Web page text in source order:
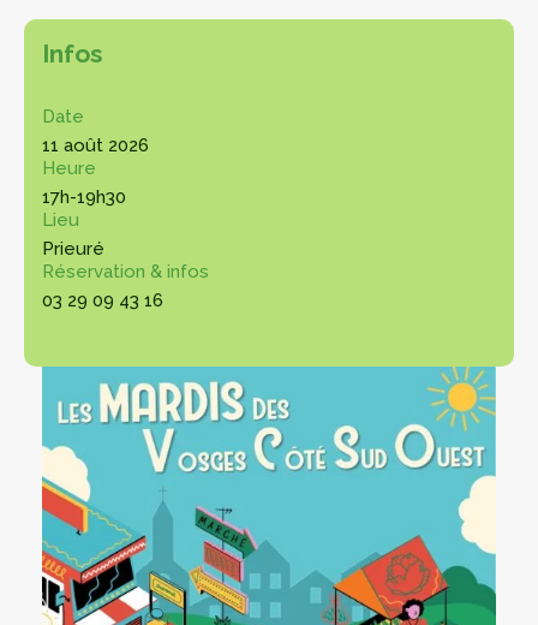
Infos
Date
11 août 2026
Heure
17h-19h30
Lieu
Prieuré
Réservation & infos
03 29 09 43 16